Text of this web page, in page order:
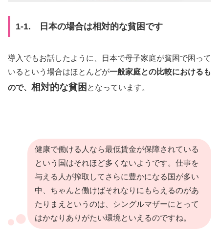
1-1. 日本の場合は相対的な貧困です
導入でもお話したように、日本で母子家庭が貧困で困って
いるという場合はほとんどが一般家庭との比較におけるも
ので、 相対的な貧困 となっています。
健康で働ける人なら最低賃金が保障されている
という国はそれほど多くないようです。仕事を
与える人が搾取してさらに豊かになる国が多い
中、ちゃんと働けばそれなりにもらえるのがあ
たりまえというのは、シングルマザーにとって
はかなりありがたい環境といえるのですね。